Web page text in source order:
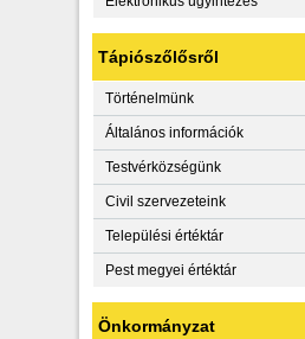
Tápiószőlősről
Történelmünk
Általános információk
Testvérközségünk
Civil szervezeteink
Települési értéktár
Pest megyei értéktár
Önkormányzat